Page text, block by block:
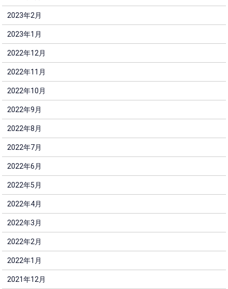
2023年2月
2023年1月
2022年12月
2022年11月
2022年10月
2022年9月
2022年8月
2022年7月
2022年6月
2022年5月
2022年4月
2022年3月
2022年2月
2022年1月
2021年12月